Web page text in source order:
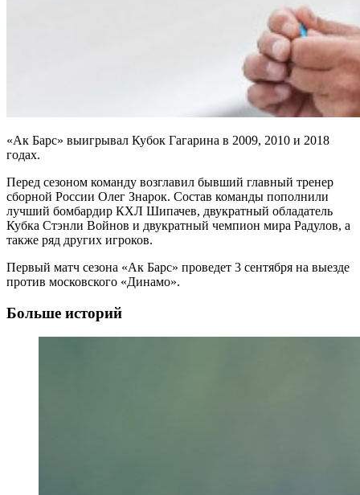
«Ак Барс» выигрывал Кубок Гагарина в 2009, 2010 и 2018
годах.
Перед сезоном команду возглавил бывший главный тренер
сборной России Олег Знарок. Состав команды пополнили
лучший бомбардир КХЛ Шипачев, двукратный обладатель
Кубка Стэнли Войнов и двукратный чемпион мира Радулов, а
также ряд других игроков.
Первый матч сезона «Ак Барс» проведет 3 сентября на выезде
против московского «Динамо».
Больше историй